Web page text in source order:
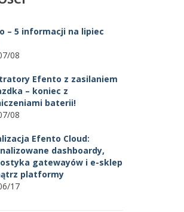
– 5 informacji na lipiec
08
Efento z zasilaniem
– koniec z
baterii!
08
Efento Cloud:
dashboardy,
gatewayów i e-sklep
platformy
17